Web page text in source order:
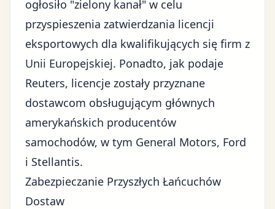
ogłosiło "zielony kanał" w celu
przyspieszenia zatwierdzania licencji
eksportowych dla kwalifikujących się firm z
Unii Europejskiej. Ponadto, jak podaje
Reuters, licencje zostały przyznane
dostawcom obsługującym głównych
amerykańskich producentów
samochodów, w tym General Motors, Ford
i Stellantis.
Zabezpieczanie Przyszłych Łańcuchów
Dostaw